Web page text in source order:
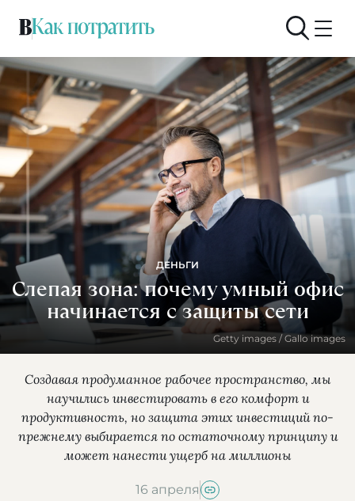
ДЕНЬГИ
Слепая зона: почему умный офис
начинается с защиты сети
Getty images / Gallo images
Создавая продуманное рабочее пространство, мы
научились инвестировать в его комфорт и
продуктивность, но защита этих инвестиций по-
прежнему выбирается по остаточному принципу и
может нанести ущерб на миллионы
16 апреля